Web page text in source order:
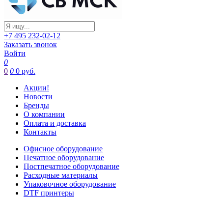
+7 495 232-02-12
Заказать звонок
Войти
0
0 0 0 руб.
Акции!
Новости
Бренды
О компании
Оплата и доставка
Контакты
Офисное оборудование
Печатное оборудование
Постпечатное оборудование
Расходные материалы
Упаковочное оборудование
DTF принтеры